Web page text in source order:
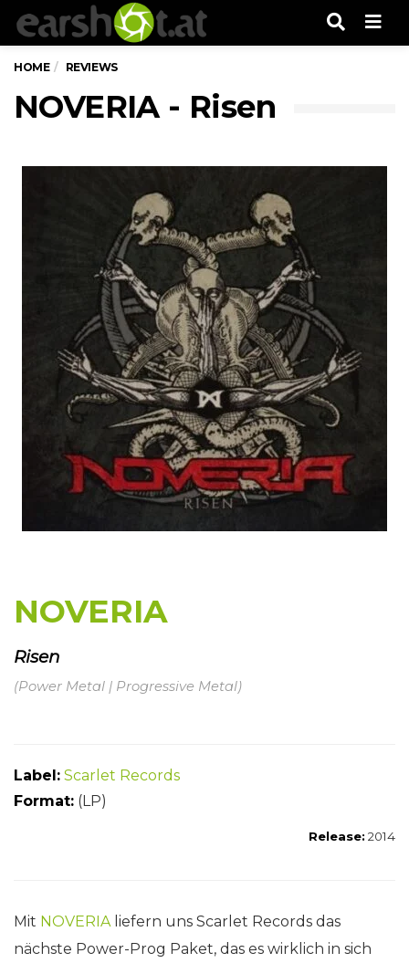
HOME REVIEWS
NOVERIA - Risen
NOVERIA
Risen
(Power Metal | Progressive Metal)
Label: Scarlet Records
Format: (LP)
Release: 2014
Mit NOVERIAliefern uns Scarlet Records das
nächste Power-Prog Paket, das es wirklich in sich